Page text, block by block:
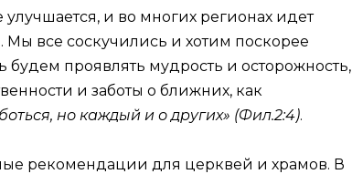
и во многих регионах идет
Мы все соскучились и хотим поскорее
будем проявлять мудрость и осторожность,
и заботы о ближних, как
но каждый и о других» (Фил.2:4).
рекомендации для церквей и храмов. В